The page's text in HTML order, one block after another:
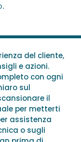
del cliente,
e azioni.
con ogni
sul
il
per metterti
assistenza
o sugli